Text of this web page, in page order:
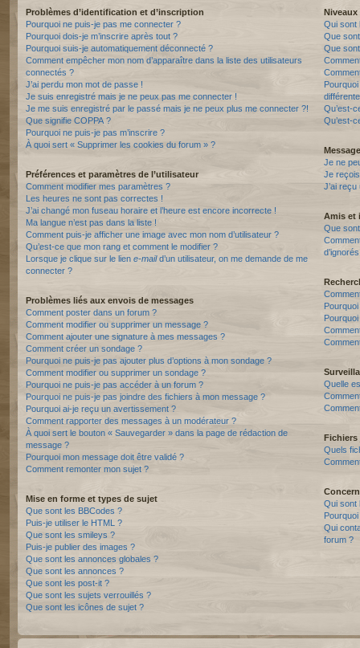
Problèmes d’identification et d’inscription
Pourquoi ne puis-je pas me connecter ?
Pourquoi dois-je m’inscrire après tout ?
Pourquoi suis-je automatiquement déconnecté ?
Comment empêcher mon nom d’apparaître dans la liste des utilisateurs
connectés ?
J’ai perdu mon mot de passe !
Je suis enregistré mais je ne peux pas me connecter !
Je me suis enregistré par le passé mais je ne peux plus me connecter ?!
Que signifie COPPA ?
Pourquoi ne puis-je pas m’inscrire ?
À quoi sert « Supprimer les cookies du forum » ?
Préférences et paramètres de l’utilisateur
Comment modifier mes paramètres ?
Les heures ne sont pas correctes !
J’ai changé mon fuseau horaire et l’heure est encore incorrecte !
Ma langue n’est pas dans la liste !
Comment puis-je afficher une image avec mon nom d’utilisateur ?
Qu’est-ce que mon rang et comment le modifier ?
Lorsque je clique sur le lien e-maild’un utilisateur, on me demande de me
connecter ?
Problèmes liés aux envois de messages
Comment poster dans un forum ?
Comment modifier ou supprimer un message ?
Comment ajouter une signature à mes messages ?
Comment créer un sondage ?
Pourquoi ne puis-je pas ajouter plus d’options à mon sondage ?
Comment modifier ou supprimer un sondage ?
Pourquoi ne puis-je pas accéder à un forum ?
Pourquoi ne puis-je pas joindre des fichiers à mon message ?
Pourquoi ai-je reçu un avertissement ?
Comment rapporter des messages à un modérateur ?
À quoi sert le bouton « Sauvegarder » dans la page de rédaction de
message ?
Pourquoi mon message doit être validé ?
Comment remonter mon sujet ?
Mise en forme et types de sujet
Que sont les BBCodes ?
Puis-je utiliser le HTML ?
Que sont les smileys ?
Puis-je publier des images ?
Que sont les annonces globales ?
Que sont les annonces ?
Que sont les post-it ?
Que sont les sujets verrouillés ?
Que sont les icônes de sujet ?
Niveaux
Qui sont
Que
Que
Qu’est-
Qu’est-
Je ne
Je
J’ai
Amis et
Que
Quelle
Quels
Qui sont
Qui
forum ?